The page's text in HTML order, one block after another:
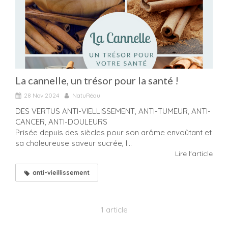
La cannelle, un trésor pour la santé !
28 Nov 2024 NatuRéau
DES VERTUS ANTI-VIELLISSEMENT, ANTI-TUMEUR, ANTI-
CANCER, ANTI-DOULEURS
Prisée depuis des siècles pour son arôme envoûtant et
sa chaleureuse saveur sucrée, l...
Lire l'article
anti-vieillissement
1 article